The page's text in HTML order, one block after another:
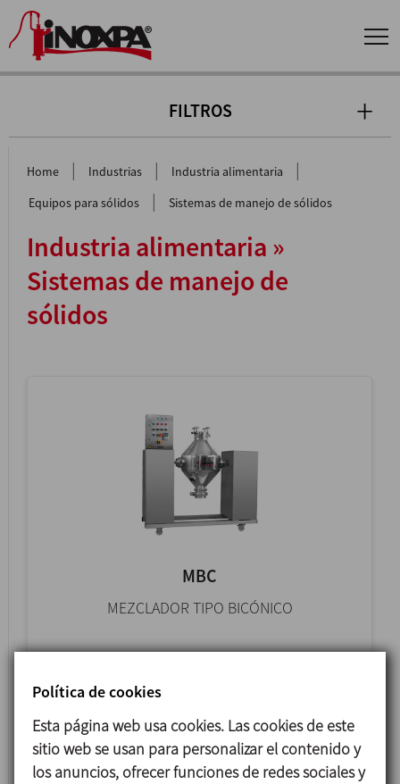
FILTROS
Home | Industrias | Industria alimentaria |
Equipos para sólidos | Sistemas de manejo de sólidos
Industria alimentaria »
Sistemas de manejo de
sólidos
MBC
MEZCLADOR TIPO BICÓNICO
Política de cookies
Esta página web usa cookies. Las cookies de este
sitio web se usan para personalizar el contenido y
los anuncios, ofrecer funciones de redes sociales y